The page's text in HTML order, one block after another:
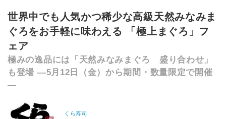
世界中でも人気かつ稀少な高級天然みなみま
ぐろをお手軽に味わえる 「極上まぐろ」フ
ェア
極みの逸品には「天然みなみまぐろ 盛り合わせ」
も登場 ―5月12日（金）から期間・数量限定で開催
―
くら寿司